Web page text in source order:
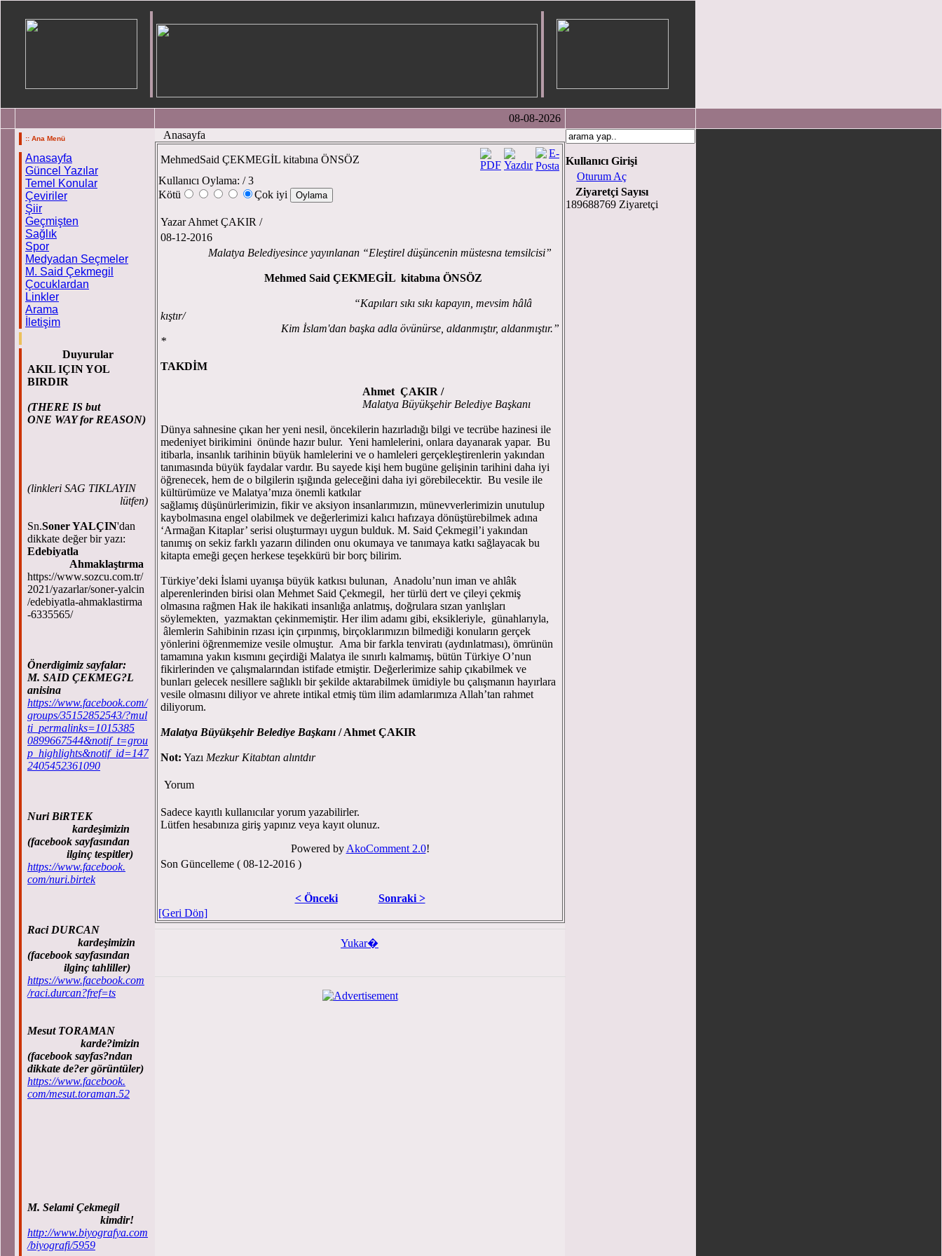
08-08-2026
:: Ana Menü
Anasayfa
Güncel Yazılar
Temel Konular
Çeviriler
Şiir
Geçmişten
Sağlık
Spor
Medyadan Seçmeler
M. Said Çekmegil
Çocuklardan
Linkler
Arama
İletişim
Duyurular
AKIL IÇIN YOL
BIRDIR
(THERE IS but
ONE WAY for REASON)
(linkleri SAG TIKLAYIN
lütfen)
Sn.Soner YALÇIN'dan
dikkate değer bir yazı:
Edebiyatla
Ahmaklaştırma
https://www.sozcu.com.tr/
2021/yazarlar/soner-yalcin
/edebiyatla-ahmaklastirma
-6335565/
Önerdigimiz sayfalar:
M. SAID ÇEKMEG?L
anisina
https://www.facebook.com/
groups/35152852543/?mul
ti_permalinks=1015385
0899667544&notif_t=grou
p_highlights&notif_id=147
2405452361090
Nuri BiRTEK
kardeşimizin
(facebook sayfasından
ilginç tespitler)
https://www.facebook.
com/nuri.birtek
Raci DURCAN
kardeşimizin
(facebook sayfasından
ilginç tahliller)
https://www.facebook.com
/raci.durcan?fref=ts
Mesut TORAMAN
karde?imizin
(facebook sayfas?ndan
dikkate de?er görüntüler)
https://www.facebook.
com/mesut.toraman.52
M. Selami Çekmegil
kimdir!
http://www.biyografya.com
/biyografi/5959
Anasayfa
MehmedSaid ÇEKMEGİL kitabına ÖNSÖZ
Kullanıcı Oylama: / 3
Kötü
Çok iyi
Yazar Ahmet ÇAKIR /
08-12-2016
Malatya Belediyesince yayınlanan “Eleştirel düşüncenin müstesna temsilcisi”
Mehmed Said ÇEKMEGİL kitabına ÖNSÖZ
“Kapıları sıkı sıkı kapayın, mevsim hâlâ
kıştır/
Kim İslam'dan başka adla övünürse, aldanmıştır, aldanmıştır.”
*
TAKDİM
Ahmet ÇAKIR /
Malatya Büyükşehir Belediye Başkanı
Dünya sahnesine çıkan her yeni nesil, öncekilerin hazırladığı bilgi ve tecrübe hazinesi ile
medeniyet birikimini önünde hazır bulur. Yeni hamlelerini, onlara dayanarak yapar. Bu
itibarla, insanlık tarihinin büyük hamlelerini ve o hamleleri gerçekleştirenlerin yakından
tanımasında büyük faydalar vardır. Bu sayede kişi hem bugüne gelişinin tarihini daha iyi
öğrenecek, hem de o bilgilerin ışığında geleceğini daha iyi görebilecektir. Bu vesile ile
kültürümüze ve Malatya’mıza önemli katkılar
sağlamış düşünürlerimizin, fikir ve aksiyon insanlarımızın, münevverlerimizin unutulup
kaybolmasına engel olabilmek ve değerlerimizi kalıcı hafızaya dönüştürebilmek adına
‘Armağan Kitaplar’ serisi oluşturmayı uygun bulduk. M. Said Çekmegil’i yakından
tanımış on sekiz farklı yazarın dilinden onu okumaya ve tanımaya katkı sağlayacak bu
kitapta emeği geçen herkese teşekkürü bir borç bilirim.
Türkiye’deki İslami uyanışa büyük katkısı bulunan, Anadolu’nun iman ve ahlâk
alperenlerinden birisi olan Mehmet Said Çekmegil, her türlü dert ve çileyi çekmiş
olmasına rağmen Hak ile hakikati insanlığa anlatmış, doğrulara sızan yanlışları
söylemekten, yazmaktan çekinmemiştir. Her ilim adamı gibi, eksikleriyle, günahlarıyla,
âlemlerin Sahibinin rızası için çırpınmış, birçoklarımızın bilmediği konuların gerçek
yönlerini öğrenmemize vesile olmuştur. Ama bir farkla tenviratı (aydınlatması), ömrünün
tamamına yakın kısmını geçirdiği Malatya ile sınırlı kalmamış, bütün Türkiye O’nun
fikirlerinden ve çalışmalarından istifade etmiştir. Değerlerimize sahip çıkabilmek ve
bunları gelecek nesillere sağlıklı bir şekilde aktarabilmek ümidiyle bu çalışmanın hayırlara
vesile olmasını diliyor ve ahrete intikal etmiş tüm ilim adamlarımıza Allah’tan rahmet
diliyorum.
Malatya Büyükşehir Belediye Başkanı / Ahmet ÇAKIR
Not: Yazı Mezkur Kitabtan alıntdır
Yorum
Sadece kayıtlı kullanıcılar yorum yazabilirler.
Lütfen hesabınıza giriş yapınız veya kayıt olunuz.
Powered by AkoComment 2.0!
Son Güncelleme ( 08-12-2016 )
< Önceki
Sonraki >
[Geri Dön]
Yukar�
Kullanıcı Girişi
Oturum Aç
Ziyaretçi Sayısı
189688769 Ziyaretçi